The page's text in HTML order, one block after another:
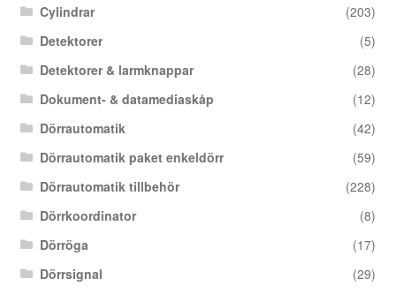
Cylindrar
(203)
Detektorer
(5)
Detektorer & larmknappar
(28)
Dokument- & datamediaskåp
(12)
Dörrautomatik
(42)
Dörrautomatik paket enkeldörr
(59)
Dörrautomatik tillbehör
(228)
Dörrkoordinator
(8)
Dörröga
(17)
Dörrsignal
(29)